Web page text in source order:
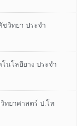
ชวิทยา ประจํา
โนโลยียาง ประจํา
ทยาศาสตร์ ป.โท